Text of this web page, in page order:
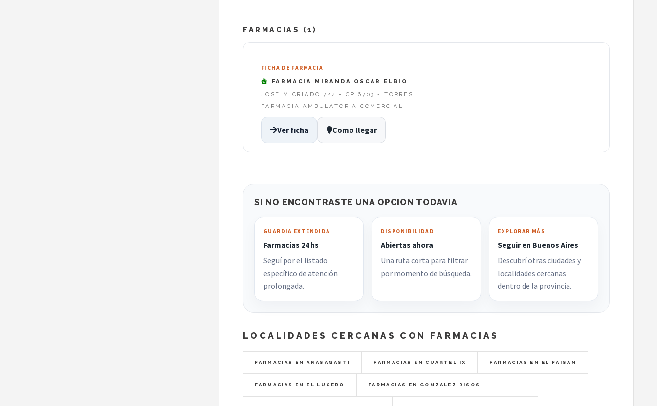
FARMACIAS (1)
FICHA DE FARMACIA
FARMACIA MIRANDA OSCAR ELBIO
JOSE M CRIADO 724 - CP 6703 - TORRES
FARMACIA AMBULATORIA COMERCIAL
Ver ficha Como llegar
SI NO ENCONTRASTE UNA OPCION TODAVIA
GUARDIA EXTENDIDA
Farmacias 24 hs
Seguí por el listado
específico de atención
prolongada.
DISPONIBILIDAD
Abiertas ahora
Una ruta corta para filtrar
por momento de búsqueda.
EXPLORAR MÁS
Seguir en Buenos Aires
Descubrí otras ciudades y
localidades cercanas
dentro de la provincia.
LOCALIDADES CERCANAS CON FARMACIAS
FARMACIAS EN ANASAGASTI FARMACIAS EN CUARTEL IX FARMACIAS EN EL FAISAN
FARMACIAS EN EL LUCERO FARMACIAS EN GONZALEZ RISOS